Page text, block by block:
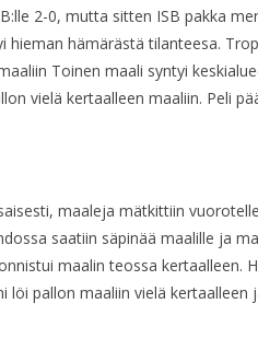
2-0, mutta sitten ISB pakka
hämärästä tilanteesa.
Toinen maali syntyi
vielä kertaalleen maaliin. Peli
maaleja mätkittiin
saatiin säpinää maalille ja
maalin teossa kertaalleen.
pallon maaliin vielä kertaalleen